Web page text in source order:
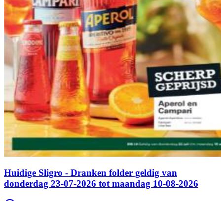
Huidige Sligro - Dranken folder geldig van
donderdag 23-07-2026 tot maandag 10-08-2026